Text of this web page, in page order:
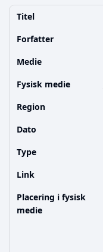
Titel
Forfatter
Medie
Fysisk medie
Region
Dato
Type
Link
Placering i fysisk
medie